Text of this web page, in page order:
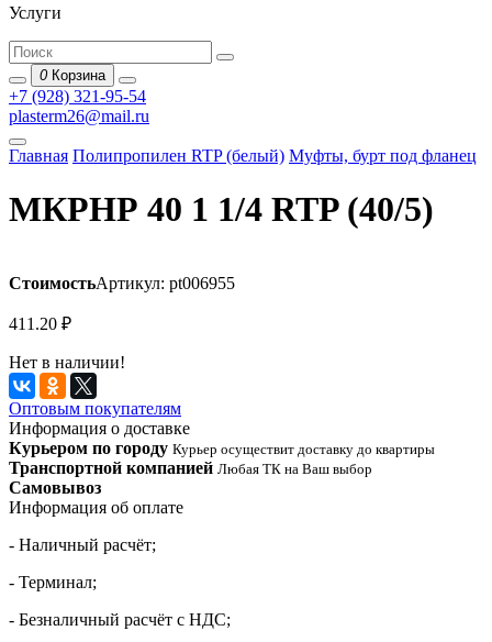
Услуги
0 Корзина
+7 (928) 321-95-54
plasterm26@mail.ru
Главная Полипропилен RTP (белый) Муфты, бурт под фланец
МКРНР 40 1 1/4 RTP (40/5)
СтоимостьАртикул: pt006955
411.20 ₽
Нет в наличии!
Оптовым покупателям
Информация о доставке
Курьером по городу Курьер осуществит доставку до квартиры
Транспортной компанией Любая ТК на Ваш выбор
Самовывоз
Информация об оплате
- Наличный расчёт;
- Терминал;
- Безналичный расчёт с НДС;